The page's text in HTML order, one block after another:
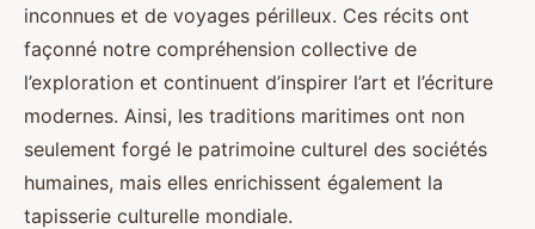
inconnues et de voyages périlleux. Ces récits ont
façonné notre compréhension collective de
l’exploration et continuent d’inspirer l’art et l’écriture
modernes. Ainsi, les traditions maritimes ont non
seulement forgé le patrimoine culturel des sociétés
humaines, mais elles enrichissent également la
tapisserie culturelle mondiale.